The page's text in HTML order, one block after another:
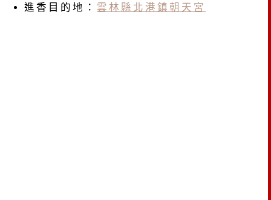
進香目的地： 雲林縣北港鎮朝天宮